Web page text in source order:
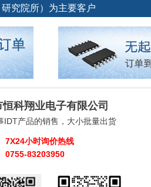
究院所）为主要客户
科翔业电子有限公司
IDT产品的销售，大小批量出货
7X24小时询价热线
0755-83203950